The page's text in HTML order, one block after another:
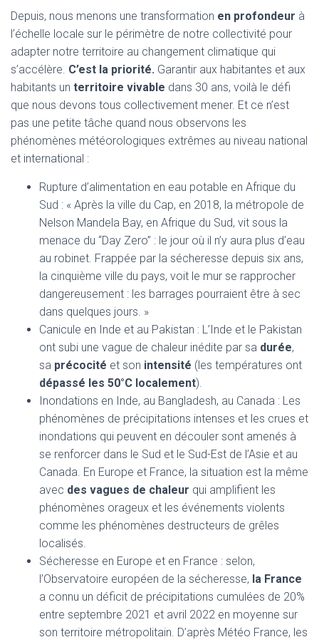
Depuis, nous menons une transformation en profondeur à
l’échelle locale sur le périmètre de notre collectivité pour
adapter notre territoire au changement climatique qui
s’accélère. C’est la priorité. Garantir aux habitantes et aux
habitants un territoire vivable dans 30 ans, voilà le défi
que nous devons tous collectivement mener. Et ce n’est
pas une petite tâche quand nous observons les
phénomènes météorologiques extrêmes au niveau national
et international :
Rupture d’alimentation en eau potable en Afrique du
Sud : « Après la ville du Cap, en 2018, la métropole de
Nelson Mandela Bay, en Afrique du Sud, vit sous la
menace du “Day Zero” : le jour où il n’y aura plus d’eau
au robinet. Frappée par la sécheresse depuis six ans,
la cinquième ville du pays, voit le mur se rapprocher
dangereusement : les barrages pourraient être à sec
dans quelques jours. »
Canicule en Inde et au Pakistan : L’Inde et le Pakistan
ont subi une vague de chaleur inédite par sa durée,
sa précocité et son intensité (les températures ont
dépassé les 50°C localement).
Inondations en Inde, au Bangladesh, au Canada : Les
phénomènes de précipitations intenses et les crues et
inondations qui peuvent en découler sont amenés à
se renforcer dans le Sud et le Sud-Est de l’Asie et au
Canada. En Europe et France, la situation est la même
avec des vagues de chaleur qui amplifient les
phénomènes orageux et les événements violents
comme les phénomènes destructeurs de grêles
localisés.
Sécheresse en Europe et en France : selon,
l’Observatoire européen de la sécheresse, la France
a connu un déficit de précipitations cumulées de 20%
entre septembre 2021 et avril 2022 en moyenne sur
son territoire métropolitain. D’après Météo France, les